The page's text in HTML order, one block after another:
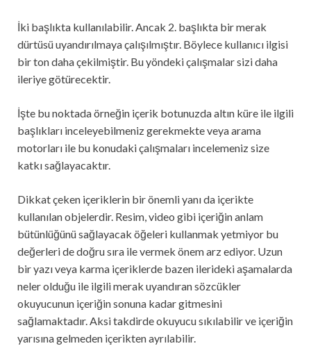
İki başlıkta kullanılabilir. Ancak 2. başlıkta bir merak
dürtüsü uyandırılmaya çalışılmıştır. Böylece kullanıcı ilgisi
bir ton daha çekilmiştir. Bu yöndeki çalışmalar sizi daha
ileriye götürecektir.
İşte bu noktada örneğin içerik botunuzda altın küre ile ilgili
başlıkları inceleyebilmeniz gerekmekte veya arama
motorları ile bu konudaki çalışmaları incelemeniz size
katkı sağlayacaktır.
Dikkat çeken içeriklerin bir önemli yanı da içerikte
kullanılan objelerdir. Resim, video gibi içeriğin anlam
bütünlüğünü sağlayacak öğeleri kullanmak yetmiyor bu
değerleri de doğru sıra ile vermek önem arz ediyor. Uzun
bir yazı veya karma içeriklerde bazen ilerideki aşamalarda
neler olduğu ile ilgili merak uyandıran sözcükler
okuyucunun içeriğin sonuna kadar gitmesini
sağlamaktadır. Aksi takdirde okuyucu sıkılabilir ve içeriğin
yarısına gelmeden içerikten ayrılabilir.